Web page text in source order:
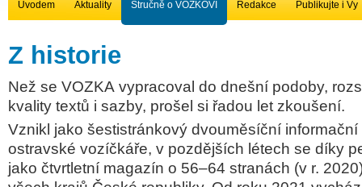
Úvodem Aktuality Stručně o VOZKOVI Redakce Publikujte i Vy
Z historie
Než se VOZKA vypracoval do dnešní podoby,
kvality textů i sazby, prošel si řadou let zkoušení.
Vznikl jako šestistránkový dvouměsíční
ostravské vozíčkáře, v pozdějších létech se díky
jako čtvrtletní magazín o 56–64 stranách (v r.